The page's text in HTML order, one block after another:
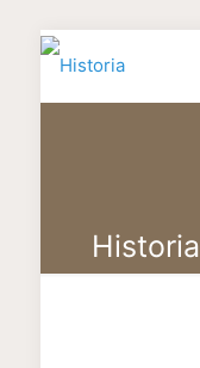
Historia